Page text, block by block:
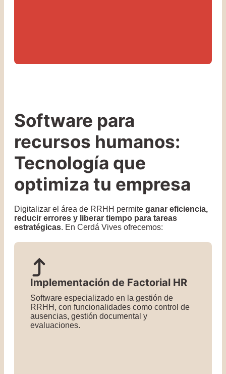
Software para
recursos humanos:
Tecnología que
optimiza tu empresa
Digitalizar el área de RRHH permite ganar eficiencia,
reducir errores y liberar tiempo para tareas
estratégicas. En Cerdá Vives ofrecemos:
Implementación de Factorial HR
Software especializado en la gestión de
RRHH, con funcionalidades como control de
ausencias, gestión documental y
evaluaciones.